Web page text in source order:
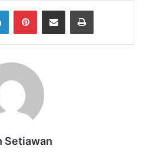
LinkedInPinterestShare via Email Print
Setiawan